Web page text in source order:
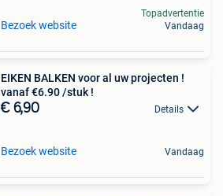
Bezoek website
Topadvertentie
Vandaag
EIKEN BALKEN voor al uw projecten !
vanaf €6.90 /stuk !
€ 6,90 Details
Bezoek website Vandaag